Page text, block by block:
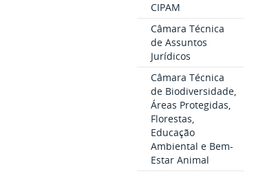
CIPAM
Câmara Técnica
de Assuntos
Jurídicos
Câmara Técnica
de Biodiversidade,
Áreas Protegidas,
Florestas,
Educação
Ambiental e Bem-
Estar Animal